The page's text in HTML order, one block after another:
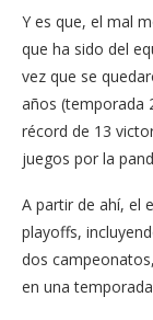
Y es que, el mal
que ha sido del
vez que se
años (temporada
récord de 13
juegos por la
A partir de ahí, el
playoffs,
dos
en una